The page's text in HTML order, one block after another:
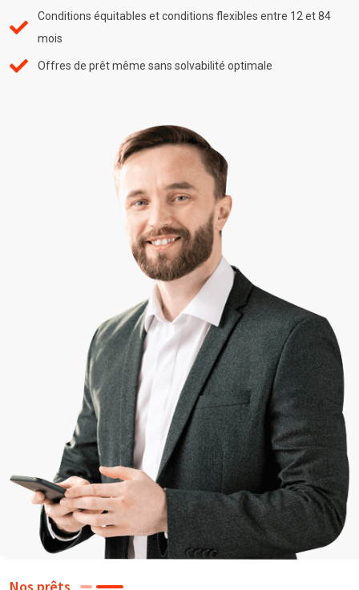
Conditions équitables et conditions flexibles entre 12 et 84
mois
Offres de prêt même sans solvabilité optimale